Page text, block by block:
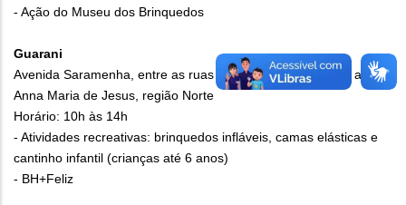
- Ação do Museu dos Brinquedos
Guarani
Avenida Saramenha, entre as ruas Doutor Benedito Xavier a
Anna Maria de Jesus, região Norte
Horário: 10h às 14h
- Atividades recreativas: brinquedos infláveis, camas elásticas e
cantinho infantil (crianças até 6 anos)
- BH+Feliz